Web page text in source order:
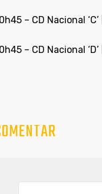
– CD Nacional ‘C’
– CD Nacional ‘D’